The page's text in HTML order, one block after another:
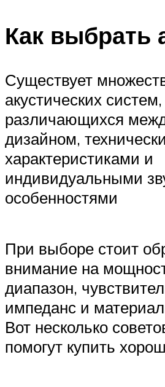
Как выбрать
Существует
акустических систем,
различающихся
дизайном,
характеристиками и
индивидуальными
особенностями
При выборе стоит
внимание на
диапазон,
импеданс и
Вот несколько
помогут купить